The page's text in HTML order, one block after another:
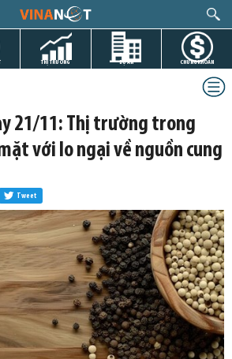
THỊ TRƯỜNG DỰ ÁN CHỨNG KHOÁN
21/11: Thị trường trong
với lo ngại về nguồn cung
Tweet